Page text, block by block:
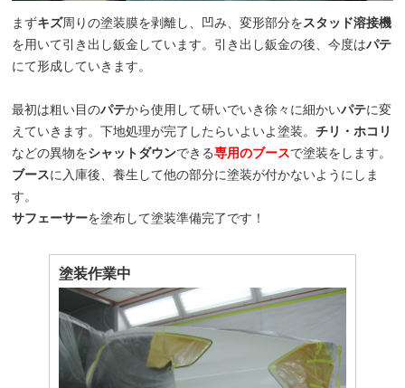
まずキズ周りの塗装膜を剥離し、凹み、変形部分をスタッド溶接機
を用いて引き出し鈑金しています。引き出し鈑金の後、今度はパテ
にて形成していきます。
最初は粗い目のパテから使用して研いでいき徐々に細かいパテに変
えていきます。下地処理が完了したらいよいよ塗装。チリ・ホコリ
などの異物をシャットダウンできる専用のブースで塗装をします。
ブースに入庫後、養生して他の部分に塗装が付かないようにしま
す。
サフェーサーを塗布して塗装準備完了です！
塗装作業中